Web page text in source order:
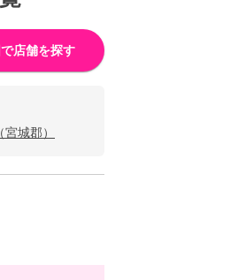
店舗を探す
城郡）